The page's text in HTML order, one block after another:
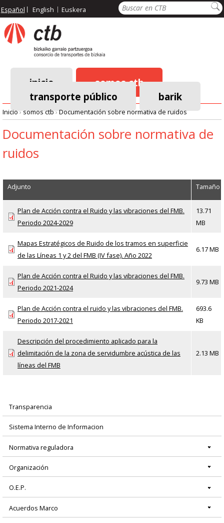
Pasar
al
contenido
principal
Buscar
Español English Euskera
Menú
principal
inicio
somos ctb
transporte público
barik
Ruta
de
navegación
Inicio›somos ctb›Documentación sobre normativa de ruidos
Documentación sobre normativa de
ruidos
Adjunto Tamaño
Plan de Acción contra el Ruido y las vibraciones del FMB.
Periodo 2024-2029
13.71
MB
Mapas Estratégicos de Ruido de los tramos en superficie
de las Líneas 1 y 2 del FMB (IV fase). Año 2022
6.17 MB
Plan de Acción contra el Ruido y las vibraciones del FMB.
Periodo 2021-2024
9.73 MB
Plan de Acción contra el ruido y las vibraciones del FMB.
Periodo 2017-2021
693.6
KB
Descripción del procedimiento aplicado para la
delimitación de la zona de servidumbre acústica de las
líneas del FMB
2.13 MB
Menú
principal
Transparencia
Sistema Interno de Informacion
Normativa reguladora
Organización
O.E.P.
Acuerdos Marco